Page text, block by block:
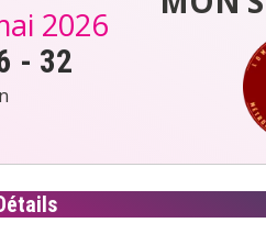
2026
- 32